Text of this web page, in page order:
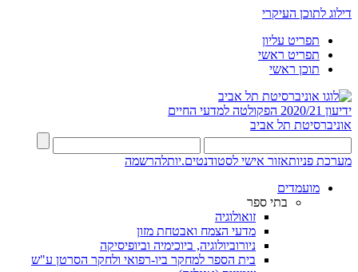
דילוג לתוכן העיקרי
תפריט עליון
תפריט ראשי
תוכן ראשי
ידיעון 2020/21
הפקולטה למדעי החיים
אוניברסיטת תל אביב
מערכת פניותאזור אישי לסטודנטים.יותלהרשמה
מועמדים
בתי ספר
זואולוגיה
מדעי הצמח ואבטחת מזון
ניורוביולוגיה, ביוכימיה וביופיסיקה
בית הספר למחקר ביו-רפואי ולחקר הסרטן ע"ש